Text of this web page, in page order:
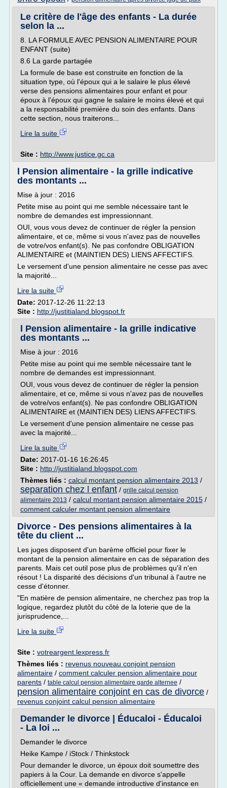
Le critère de l'âge des enfants - La durée
selon la ...
8. LA FORMULE AVEC PENSION ALIMENTAIRE POUR
ENFANT (suite)
8.6 La garde partagée
La formule de base est construite en fonction de la
situation type, où l'époux qui a le salaire le plus élevé
verse des pensions alimentaires pour enfant et pour
époux à l'époux qui gagne le salaire le moins élevé et qui
a la responsabilité première du soin des enfants. Dans
cette section, nous traiterons...
Lire la suite
Site : http://www.justice.gc.ca
l Pension alimentaire - la grille indicative
des montants ...
Mise à jour : 2016
Petite mise au point qui me semble nécessaire tant le
nombre de demandes est impressionnant.
OUI, vous vous devez de continuer de régler la pension
alimentaire, et ce, même si vous n'avez pas de nouvelles
de votre/vos enfant(s). Ne pas confondre OBLIGATION
ALIMENTAIRE et (MAINTIEN DES) LIENS AFFECTIFS.
Le versement d'une pension alimentaire ne cesse pas avec
la majorité...
Lire la suite
Date: 2017-12-26 11:22:13
Site : http://justitialand.blogspot.fr
l Pension alimentaire - la grille indicative
des montants ...
Mise à jour : 2016
Petite mise au point qui me semble nécessaire tant le
nombre de demandes est impressionnant.
OUI, vous vous devez de continuer de régler la pension
alimentaire, et ce, même si vous n'avez pas de nouvelles
de votre/vos enfant(s). Ne pas confondre OBLIGATION
ALIMENTAIRE et (MAINTIEN DES) LIENS AFFECTIFS.
Le versement d'une pension alimentaire ne cesse pas
avec la majorité...
Lire la suite
Date: 2017-01-16 16:26:45
Site : http://justitialand.blogspot.com
Thèmes liés : calcul montant pension alimentaire 2013 /
separation chez l enfant / grille calcul pension
alimentaire 2013 / calcul montant pension alimentaire 2015 /
comment calculer montant pension alimentaire
Divorce - Des pensions alimentaires à la
tête du client ...
Les juges disposent d'un barème officiel pour fixer le
montant de la pension alimentaire en cas de séparation des
parents. Mais cet outil pose plus de problèmes qu'il n'en
résout ! La disparité des décisions d'un tribunal à l'autre ne
cesse d'étonner.
"En matière de pension alimentaire, ne cherchez pas trop la
logique, regardez plutôt du côté de la loterie que de la
jurisprudence,...
Lire la suite
Site : votreargent.lexpress.fr
Thèmes liés : revenus nouveau conjoint pension
alimentaire / comment calculer pension alimentaire pour
parents / table calcul pension alimentaire garde alternee /
pension alimentaire conjoint en cas de divorce /
revenus conjoint calcul pension alimentaire
Demander le divorce | Éducaloi - Éducaloi
- La loi ...
Demander le divorce
Heike Kampe / iStock / Thinkstock
Pour demander le divorce, un époux doit soumettre des
papiers à la Cour. La demande en divorce s'appelle
officiellement une « demande introductive d'instance en